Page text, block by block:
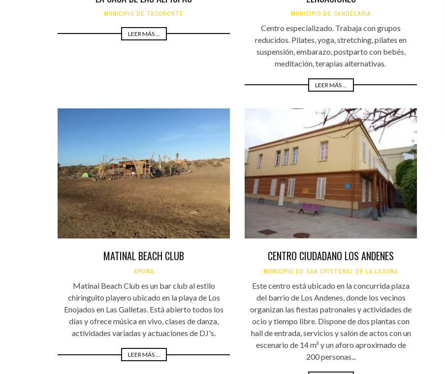
MUNICIPIO DE TACORONTE
LEER MÁS ...
MUNICIPIO DE CANDELARIA
Centro especializado. Trabaja con grupos
reducidos. Pilates, yoga, stretching, pilates en
suspensión, embarazo, postparto con bebés,
meditación, terapias alternativas.
LEER MÁS ...
MATINAL BEACH CLUB
ARONA
Matinal Beach Club es un bar club al estilo
chiringuito playero ubicado en la playa de Los
Enojados en Las Galletas. Está abierto todos los
días y ofrece música en vivo, clases de danza,
actividades variadas y actuaciones de DJ's.
LEER MÁS ...
CENTRO CIUDADANO LOS ANDENES
MUNICIPIO DE SAN CRISTÓBAL DE LA LAGUNA
Este centro está ubicado en la concurrida plaza
del barrio de Los Andenes, donde los vecinos
organizan las fiestas patronales y actividades de
ocio y tiempo libre. Dispone de dos plantas con
hall de entrada, servicios y salón de actos con un
escenario de 14 m² y un aforo aproximado de
200 personas...